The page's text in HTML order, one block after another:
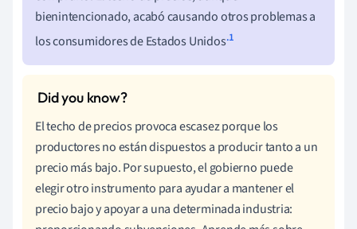
bienintencionado, acabó causando otros problemas a
los consumidores de Estados Unidos.1
El techo de precios provoca escasez porque los
productores no están dispuestos a producir tanto a un
precio más bajo. Por supuesto, el gobierno puede
elegir otro instrumento para ayudar a mantener el
precio bajo y apoyar a una determinada industria: